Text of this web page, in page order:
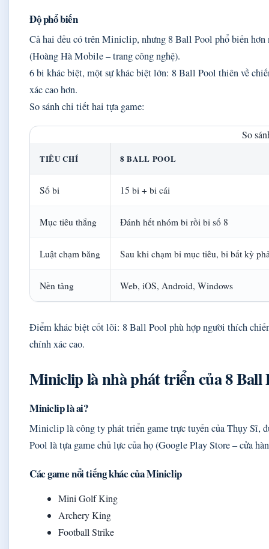
Độ phổ biến
Cả hai đều có trên Miniclip, nhưng 8 Ball Pool phổ biến
(Hoàng Hà Mobile – trang công nghệ).
6 bi khác biệt, một sự khác biệt lớn: 8 Ball Pool thiên về
xác cao hơn.
So sánh chi tiết hai tựa game:
So
TIÊU CHÍ 8 BALL POOL
Số bi 15 bi + bi cái
Mục tiêu thắng Đánh hết nhóm bi rồi bi số 8
Luật chạm băng Sau khi chạm bi mục tiêu, bi bất kỳ
Nền tảng Web, iOS, Android, Windows
Điểm khác biệt cốt lõi: 8 Ball Pool phù hợp người thích
chính xác cao.
Miniclip là nhà phát triển của 8 Ball
Miniclip là ai?
Miniclip là công ty phát triển game trực tuyến của Thụy Sĩ,
Pool là tựa game chủ lực của họ (Google Play Store – cửa
Các game nổi tiếng khác của Miniclip
Mini Golf King
Archery King
Football Strike